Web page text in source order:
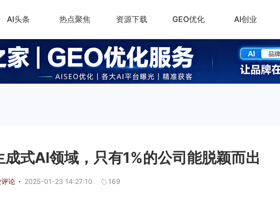
AI头条 热点聚焦 资源下载 GEO优化 AI创业
式AI领域，只有1%的公司能脱颖而出
论 · 2025-01-23 14:27:10 169